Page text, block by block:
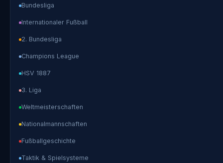
Bundesliga
Internationaler Fußball
2. Bundesliga
Champions League
HSV 1887
3. Liga
Weltmeisterschaften
Nationalmannschaften
Fußballgeschichte
Taktik & Spielsysteme